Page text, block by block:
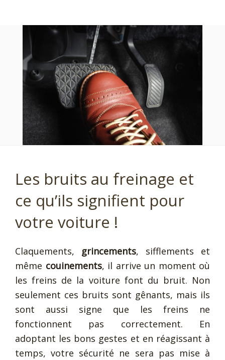
Les bruits au freinage et
ce qu’ils signifient pour
votre voiture !
Claquements, grincements, sifflements et
même couinements, il arrive un moment où
les freins de la voiture font du bruit. Non
seulement ces bruits sont gênants, mais ils
sont aussi signe que les freins ne
fonctionnent pas correctement. En
adoptant les bons gestes et en réagissant à
temps, votre sécurité ne sera pas mise à